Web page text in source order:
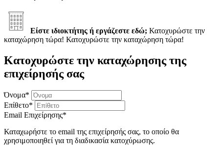
Είστε ιδιοκτήτης ή εργάζεστε εδώ; Κατοχυρώστε την
καταχώρηση τώρα! Κατοχυρώστε την καταχώρηση τώρα!
Κατοχυρώστε την καταχώρησης της
επιχείρησής σας
Όνομα*
Επίθετο*
Email Επιχείρησης*
Καταχωρήστε το email της επιχείρησής σας, το οποίο θα
χρησιμοποιηθεί για τη διαδικασία κατοχύρωσης.